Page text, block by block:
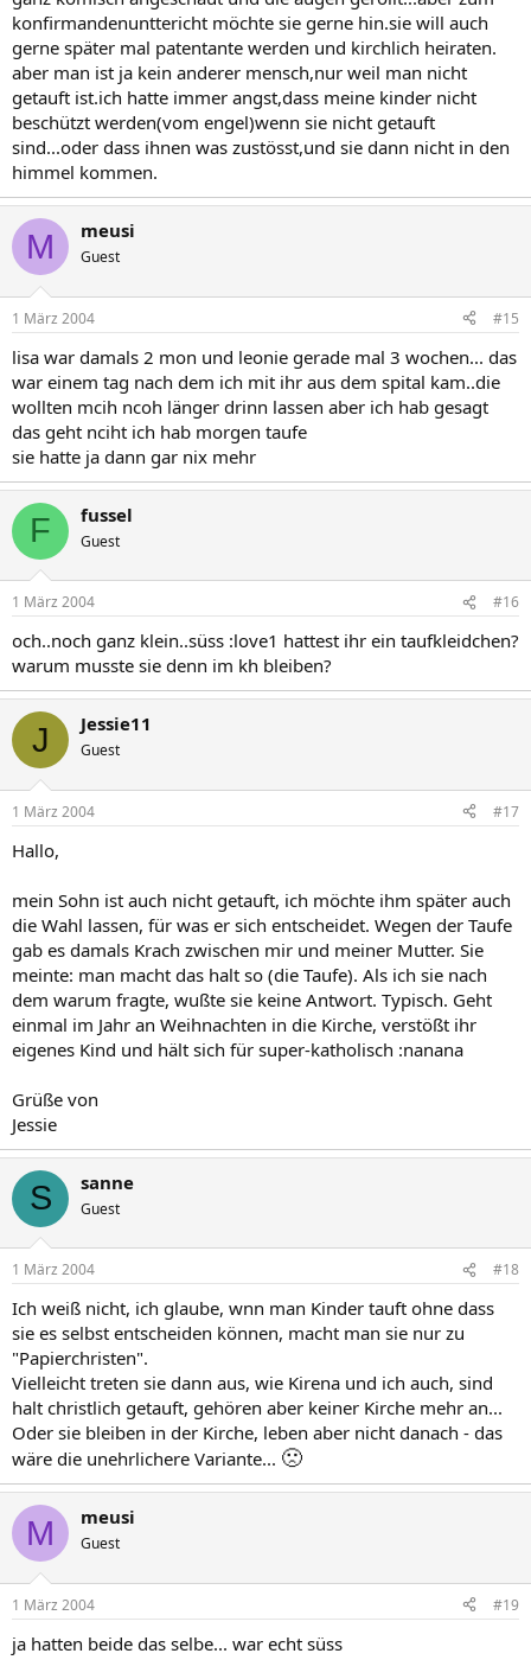
konfirmandenunttericht möchte sie gerne hin.sie will auch
gerne später mal patentante werden und kirchlich heiraten.
aber man ist ja kein anderer mensch,nur weil man nicht
getauft ist.ich hatte immer angst,dass meine kinder nicht
beschützt werden(vom engel)wenn sie nicht getauft
sind...oder dass ihnen was zustösst,und sie dann nicht in den
himmel kommen.
M meusi
Guest
1 März 2004 #15
lisa war damals 2 mon und leonie gerade mal 3 wochen... das
war einem tag nach dem ich mit ihr aus dem spital kam..die
wollten mcih ncoh länger drinn lassen aber ich hab gesagt
das geht nciht ich hab morgen taufe
sie hatte ja dann gar nix mehr
F fussel
Guest
1 März 2004 #16
och..noch ganz klein..süss :love1 hattest ihr ein taufkleidchen?
warum musste sie denn im kh bleiben?
J Jessie11
Guest
1 März 2004 #17
Hallo,
mein Sohn ist auch nicht getauft, ich möchte ihm später auch
die Wahl lassen, für was er sich entscheidet. Wegen der Taufe
gab es damals Krach zwischen mir und meiner Mutter. Sie
meinte: man macht das halt so (die Taufe). Als ich sie nach
dem warum fragte, wußte sie keine Antwort. Typisch. Geht
einmal im Jahr an Weihnachten in die Kirche, verstößt ihr
eigenes Kind und hält sich für super-katholisch :nanana
Grüße von
Jessie
S sanne
Guest
1 März 2004 #18
Ich weiß nicht, ich glaube, wnn man Kinder tauft ohne dass
sie es selbst entscheiden können, macht man sie nur zu
"Papierchristen".
Vielleicht treten sie dann aus, wie Kirena und ich auch, sind
halt christlich getauft, gehören aber keiner Kirche mehr an...
Oder sie bleiben in der Kirche, leben aber nicht danach - das
wäre die unehrlichere Variante... 🙁
M meusi
Guest
1 März 2004 #19
ja hatten beide das selbe... war echt süss